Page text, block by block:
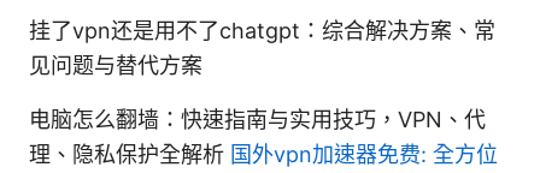
挂了vpn还是用不了chatgpt：综合解决方案、常
见问题与替代方案
电脑怎么翻墙：快速指南与实用技巧，VPN、代
理、隐私保护全解析 国外vpn加速器免费: 全方位